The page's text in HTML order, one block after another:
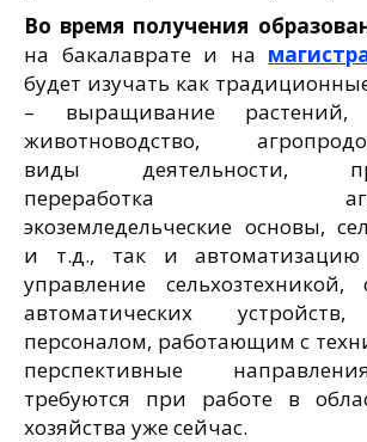
Во время получения
на бакалаврате и на
будет изучать как
– выращивание растений,
животноводство,
виды деятельности,
переработка
экоземледельческие основы,
и т.д., так и автоматизацию
управление сельхозтехникой,
автоматических
персоналом, работающим с
перспективные
требуются при работе в
хозяйства уже сейчас.